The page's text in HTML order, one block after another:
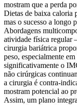
mostram que a perda
Dietas de baixa caloria
mas o sucesso a longo
Abordagens
atividade física regular
cirurgia bariátrica
peso, especialmente
significativamente o
não cirúrgicas
a cirurgia é contra-
mostram potencial ao
Assim, um plano